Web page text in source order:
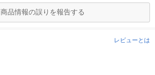
商品情報の誤りを報告する
レビューとは